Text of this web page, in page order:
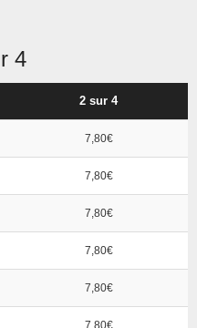
4
2 sur 4
7,80€
7,80€
7,80€
7,80€
7,80€
7,80€